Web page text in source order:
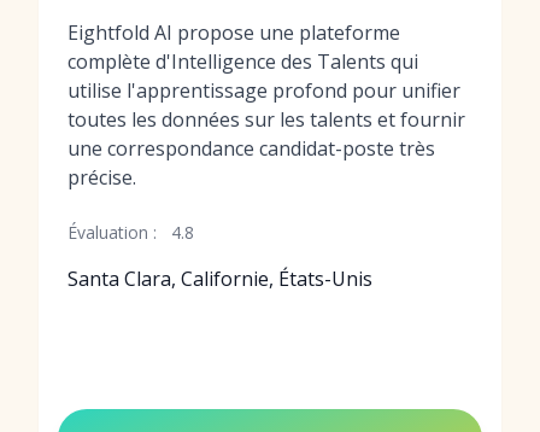
Eightfold AI propose une plateforme
complète d'Intelligence des Talents qui
utilise l'apprentissage profond pour unifier
toutes les données sur les talents et fournir
une correspondance candidat-poste très
précise.
Évaluation : 4.8
Santa Clara, Californie, États-Unis